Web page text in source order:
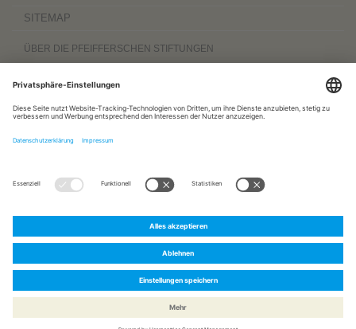
SITEMAP
ÜBER DIE PFEIFFERSCHEN STIFTUNGEN
Komplexträger und bieten
Menschen mit Behinderung, außerdemWerkstättenmit ca. 600 Beschäftigten
hinaus sind sie zu 100 Prozent am
www.pfeiffersche-stiftungen.de
ZERTIFIZIERUNG FOLGEN SIE UNS AUF:
Pfeiffersche
Stiftungen
auf
Stiftungen